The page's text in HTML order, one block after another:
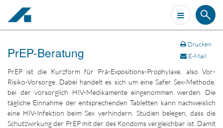
PrEP-Beratung
Drucken
E-Mail
PrEP ist die Kurzform für Prä-Expositions-Prophylaxe, also Vor-
Risiko-Vorsorge. Dabei handelt es sich um eine Safer Sex-Methode,
bei der vorsorglich HIV-Medikamente eingenommen werden. Die
tägliche Einnahme der entsprechenden Tabletten kann nachweislich
eine HIV-Infektion beim Sex verhindern. Studien belegen, dass die
Schutzwirkung der PrEP mit der des Kondoms vergleichbar ist. Damit